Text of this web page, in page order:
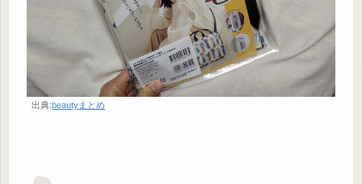
出典:beautyまとめ